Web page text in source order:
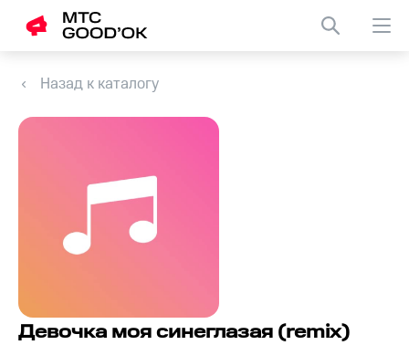
Назад к каталогу
Девочка моя синеглазая (remix)